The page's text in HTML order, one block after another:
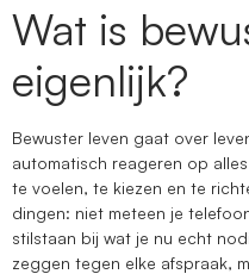
Wat is
eigenlijk?
Bewuster leven gaat over
automatisch reageren op
te voelen, te kiezen en te
dingen: niet meteen je
stilstaan bij wat je nu echt
zeggen tegen elke afspraak,